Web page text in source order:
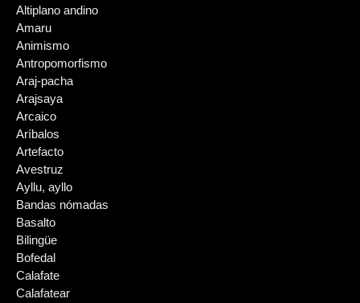
Altiplano andino
Amaru
Animismo
Antropomorfismo
Araj-pacha
Arajsaya
Arcaico
Aríbalos
Artefacto
Avestruz
Ayllu, ayllo
Bandas nómadas
Basalto
Bilingüe
Bofedal
Calafate
Calafatear